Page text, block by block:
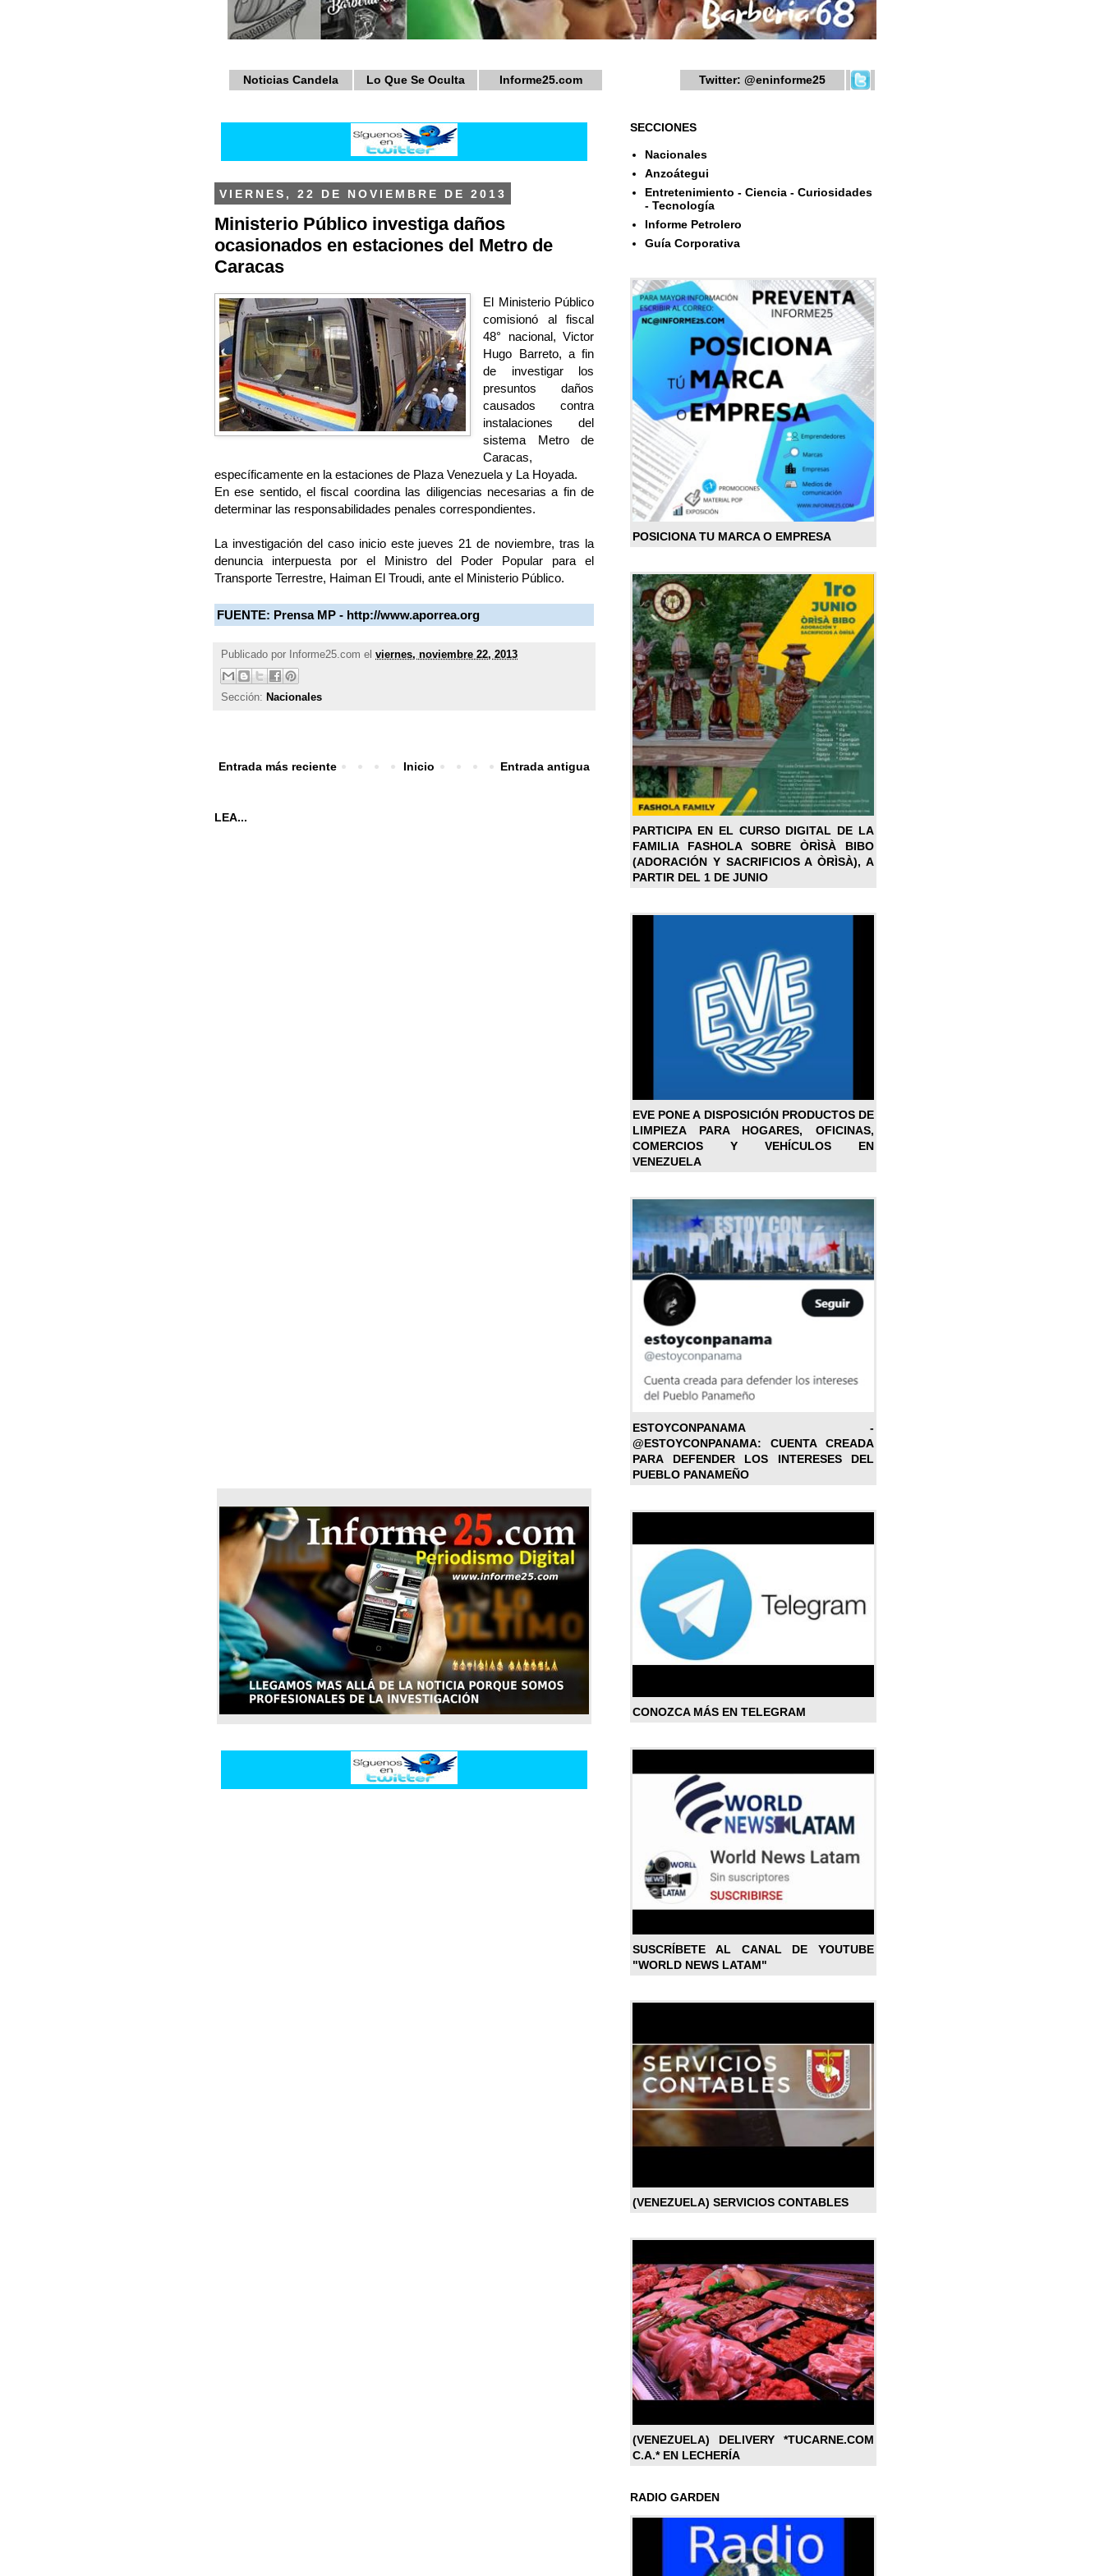
Noticias Candela Lo Que Se Oculta Informe25.com Twitter: @eninforme25
VIERNES, 22 DE NOVIEMBRE DE 2013
Ministerio Público investiga daños
ocasionados en estaciones del Metro de
Caracas
El Ministerio Público
comisionó al fiscal
48° nacional, Victor
Hugo Barreto, a fin
de investigar los
presuntos daños
causados contra
instalaciones del
sistema Metro de
Caracas,
específicamente en la estaciones de Plaza Venezuela y La Hoyada.
En ese sentido, el fiscal coordina las diligencias necesarias a fin de
determinar las responsabilidades penales correspondientes.
La investigación del caso inicio este jueves 21 de noviembre, tras la
denuncia interpuesta por el Ministro del Poder Popular para el
Transporte Terrestre, Haiman El Troudi, ante el Ministerio Público.
FUENTE: Prensa MP - http://www.aporrea.org
Publicado por Informe25.com el viernes, noviembre 22, 2013
Sección: Nacionales
Entrada más reciente Entrada antigua
Inicio
LEA...
SECCIONES
Nacionales
Anzoátegui
Entretenimiento - Ciencia - Curiosidades
- Tecnología
Informe Petrolero
Guía Corporativa
POSICIONA TU MARCA O EMPRESA
PARTICIPA EN EL CURSO DIGITAL DE LA
FAMILIA FASHOLA SOBRE ÒRÌSÀ BIBO
(ADORACIÓN Y SACRIFICIOS A ÒRÌSÀ), A
PARTIR DEL 1 DE JUNIO
EVE PONE A DISPOSICIÓN PRODUCTOS DE
LIMPIEZA PARA HOGARES, OFICINAS,
COMERCIOS Y VEHÍCULOS EN
VENEZUELA
ESTOYCONPANAMA -
@ESTOYCONPANAMA: CUENTA CREADA
PARA DEFENDER LOS INTERESES DEL
PUEBLO PANAMEÑO
CONOZCA MÁS EN TELEGRAM
SUSCRÍBETE AL CANAL DE YOUTUBE
"WORLD NEWS LATAM"
(VENEZUELA) SERVICIOS CONTABLES
(VENEZUELA) DELIVERY *TUCARNE.COM
C.A.* EN LECHERÍA
RADIO GARDEN